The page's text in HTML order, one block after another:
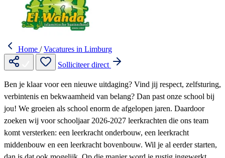
Home / Vacatures in Limburg
Solliciteer direct
Ben je klaar voor een nieuwe uitdaging? Vind jij respect, zelfsturing,
verbintenis en bekwaamheid van belang? Dan past onze school bij
jou! We groeien als school enorm de afgelopen jaren. Daardoor
zoeken wij voor schooljaar 2026-2027 leerkrachten die ons team
komt versterken: een leerkracht onderbouw, een leerkracht
middenbouw en een leerkracht bovenbouw. Wil je al eerder starten,